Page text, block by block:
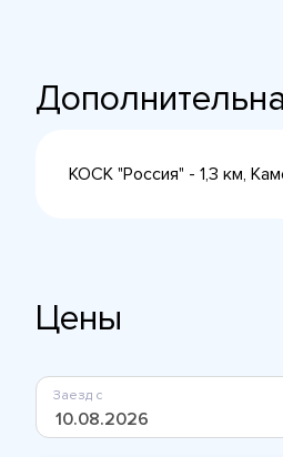
КОСК "Россия" - 1,3 км,
Цены
Заезд с